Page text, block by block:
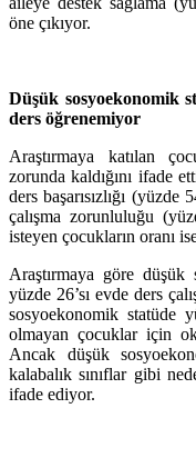
öne çıkıyor.
Düşük sosyoekonomik
ders öğrenemiyor
Araştırmaya katılan
zorunda kaldığını ifade
ders başarısızlığı
çalışma zorunluluğu
isteyen çocukların oranı
Araştırmaya göre düşük
yüzde 26’sı evde ders
sosyoekonomik statüde
olmayan çocuklar için
Ancak düşük
kalabalık sınıflar gibi
ifade ediyor.